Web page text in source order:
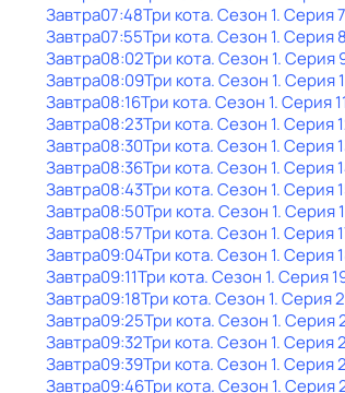
Завтра07:48Три кота. Сезон 1. Серия
Завтра07:55Три кота. Сезон 1. Серия
Завтра08:02Три кота. Сезон 1. Серия
Завтра08:09Три кота. Сезон 1. Серия
Завтра08:16Три кота. Сезон 1. Серия
Завтра08:23Три кота. Сезон 1. Серия
Завтра08:30Три кота. Сезон 1. Серия
Завтра08:36Три кота. Сезон 1. Серия
Завтра08:43Три кота. Сезон 1. Серия
Завтра08:50Три кота. Сезон 1. Серия
Завтра08:57Три кота. Сезон 1. Серия
Завтра09:04Три кота. Сезон 1. Серия
Завтра09:11Три кота. Сезон 1. Серия
Завтра09:18Три кота. Сезон 1. Серия
Завтра09:25Три кота. Сезон 1. Серия
Завтра09:32Три кота. Сезон 1. Серия
Завтра09:39Три кота. Сезон 1. Серия
Завтра09:46Три кота. Сезон 1. Серия